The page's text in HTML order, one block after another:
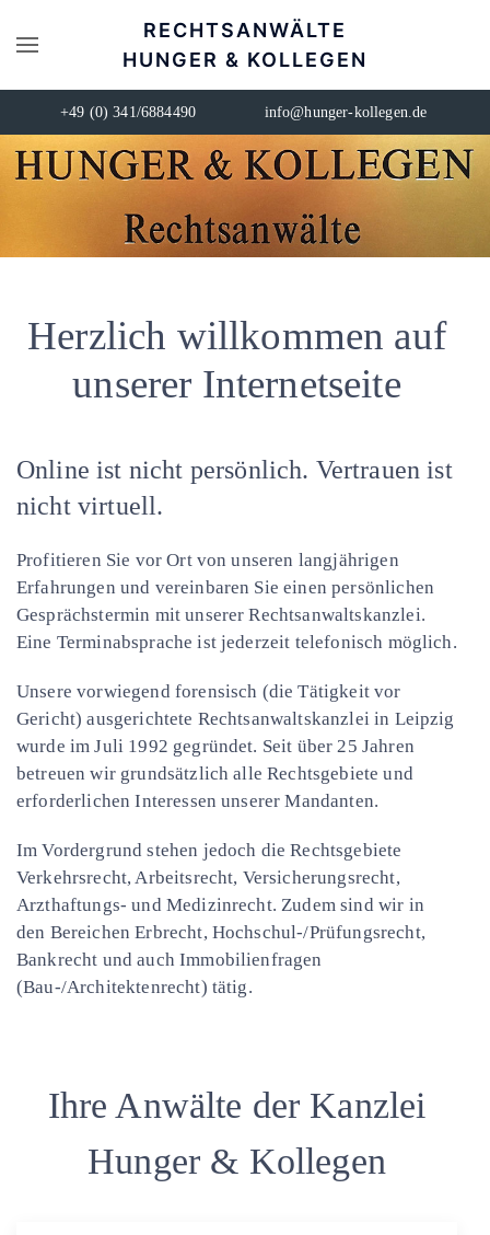
RECHTSANWÄLTE
HUNGER & KOLLEGEN
+49 (0) 341/6884490 info@hunger-kollegen.de
Herzlich willkommen auf
unserer Internetseite
Online ist nicht persönlich. Vertrauen ist
nicht virtuell.
Profitieren Sie vor Ort von unseren langjährigen
Erfahrungen und vereinbaren Sie einen persönlichen
Gesprächstermin mit unserer Rechtsanwaltskanzlei.
Eine Terminabsprache ist jederzeit telefonisch möglich.
Unsere vorwiegend forensisch (die Tätigkeit vor
Gericht) ausgerichtete Rechtsanwaltskanzlei in Leipzig
wurde im Juli 1992 gegründet. Seit über 25 Jahren
betreuen wir grundsätzlich alle Rechtsgebiete und
erforderlichen Interessen unserer Mandanten.
Im Vordergrund stehen jedoch die Rechtsgebiete
Verkehrsrecht, Arbeitsrecht, Versicherungsrecht,
Arzthaftungs- und Medizinrecht. Zudem sind wir in
den Bereichen Erbrecht, Hochschul-/Prüfungsrecht,
Bankrecht und auch Immobilienfragen
(Bau-/Architektenrecht) tätig.
Ihre Anwälte der Kanzlei
Hunger & Kollegen